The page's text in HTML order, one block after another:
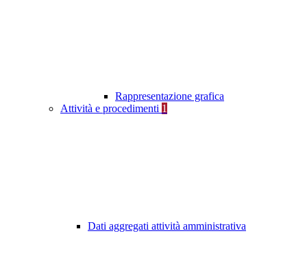
Rappresentazione grafica
Attività e procedimenti 1
Dati aggregati attività amministrativa